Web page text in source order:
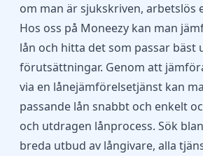
om man är sjukskriven, arbetslös
Hos oss på Moneezy kan man
lån och hitta det som passar bäst
förutsättningar. Genom att
via en lånejämförelsetjänst kan
passande lån snabbt och enkelt
och utdragen lånprocess. Sök
breda utbud av långivare, alla